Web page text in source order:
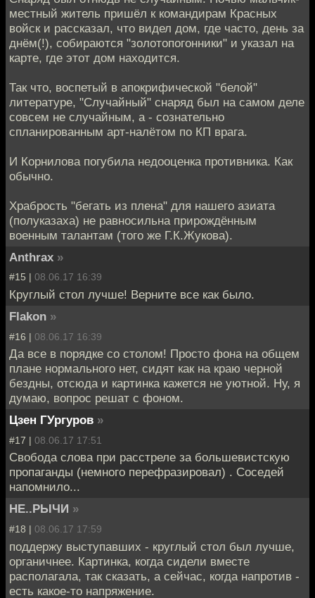
местный житель пришёл к командирам Красных
войск и рассказал, что видел дом, где часто, день за
днём(!), собираются "золотопогонники" и указал на
карте, где этот дом находится.
Так что, воспетый в апокрифической "белой"
литературе, "Случайный" снаряд был на самом деле
совсем не случайным, а - сознательно
спланированным арт-налётом по КП врага.
И Корнилова погубила недооценка противника. Как
обычно.
Храбрость "бегать из плена" для нашего азиата
(полуказаха) не равносильна прирождённым
военным талантам (того же Г.К.Жукова).
Anthrax »
#15 | 08.06.17 16:39
Круглый стол лучше! Верните все как было.
Flakon »
#16 | 08.06.17 16:39
Да все в порядке со столом! Просто фона на общем
плане нормального нет, сидят как на краю черной
бездны, отсюда и картинка кажется не уютной. Ну, я
думаю, вопрос решат с фоном.
Цзен ГУргуров »
#17 | 08.06.17 17:51
Свобода слова при расстреле за большевистскую
пропаганды (немного перефразировал) . Соседей
напомнило...
НЕ..РЫЧИ »
#18 | 08.06.17 17:59
поддержу выступавших - круглый стол был лучше,
органичнее. Картинка, когда сидели вместе
располагала, так сказать, а сейчас, когда напротив -
есть какое-то напряжение.